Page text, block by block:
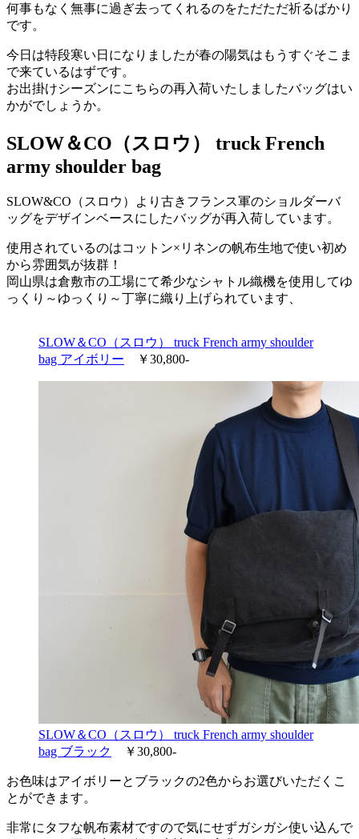
何事もなく無事に過ぎ去ってくれるのをただただ祈るばかり
です。
今日は特段寒い日になりましたが春の陽気はもうすぐそこま
で来ているはずです。
お出掛けシーズンにこちらの再入荷いたしましたバッグはい
かがでしょうか。
SLOW＆CO（スロウ） truck French
army shoulder bag
SLOW&CO（スロウ）より古きフランス軍のショルダーバ
ッグをデザインベースにしたバッグが再入荷しています。
使用されているのはコットン×リネンの帆布生地で使い初め
から雰囲気が抜群！
岡山県は倉敷市の工場にて希少なシャトル織機を使用してゆ
っくり～ゆっくり～丁寧に織り上げられています、
SLOW＆CO（スロウ） truck French army shoulder
bag アイボリー ￥30,800-
SLOW＆CO（スロウ） truck French army shoulder
bag ブラック
￥30,800-
お色味はアイボリーとブラックの2色からお選びいただくこ
とができます。
非常にタフな帆布素材ですので気にせずガシガシ使い込んで